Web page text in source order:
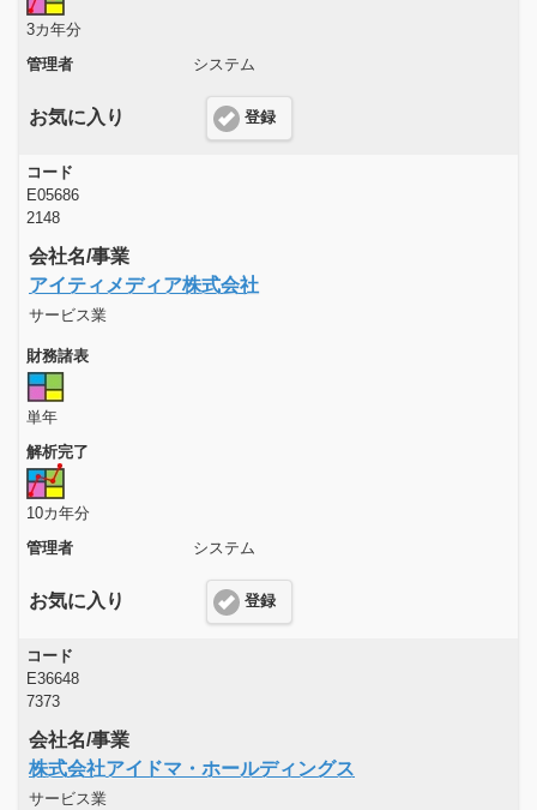
3カ年分
管理者
システム
お気に入り 登録
コード
E05686
2148
会社名/事業
アイティメディア株式会社
サービス業
財務諸表
単年
解析完了
10カ年分
管理者
システム
お気に入り 登録
コード
E36648
7373
会社名/事業
株式会社アイドマ・ホールディングス
サービス業